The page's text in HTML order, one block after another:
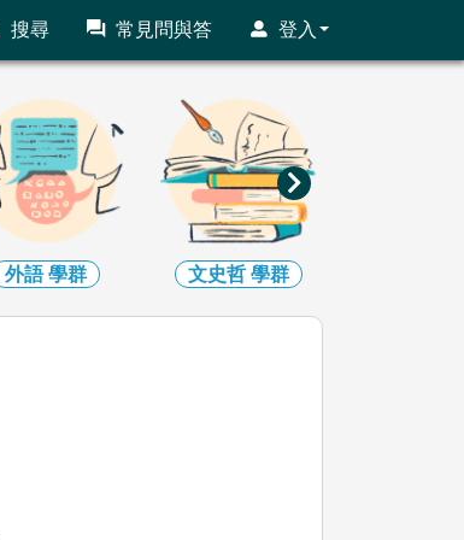
搜尋 常見問與答 登入
文史哲學群 教育學群